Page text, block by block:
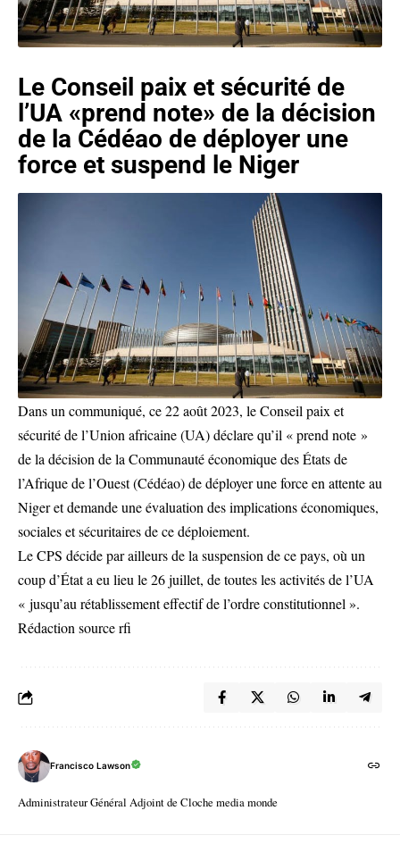
Le Conseil paix et sécurité de
l’UA «prend note» de la décision
de la Cédéao de déployer une
force et suspend le Niger
Dans un communiqué, ce 22 août 2023, le Conseil paix et
sécurité de l’Union africaine (UA) déclare qu’il « prend note »
de la décision de la Communauté économique des États de
l’Afrique de l’Ouest (Cédéao) de déployer une force en attente au
Niger et demande une évaluation des implications économiques,
sociales et sécuritaires de ce déploiement.
Le CPS décide par ailleurs de la suspension de ce pays, où un
coup d’État a eu lieu le 26 juillet, de toutes les activités de l’UA
« jusqu’au rétablissement effectif de l’ordre constitutionnel ».
Rédaction source rfi
Francisco Lawson
Administrateur Général Adjoint de Cloche media monde